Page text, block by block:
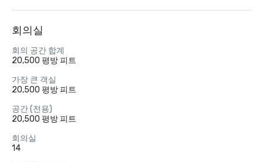
회의실
회의 공간 합계
20,500 평방 피트
가장 큰 객실
20,500 평방 피트
공간 (전용)
20,500 평방 피트
회의실
14